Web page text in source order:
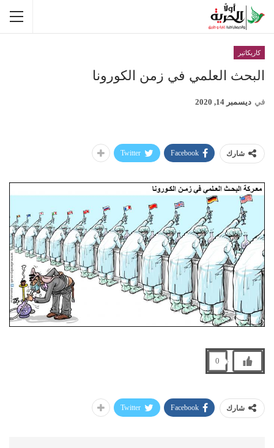
كاريكاتير
البحث العلمي في زمن الكورونا
في ديسمبر 14, 2020
شارك Facebook
Twitter
0
شارك Facebook
Twitter